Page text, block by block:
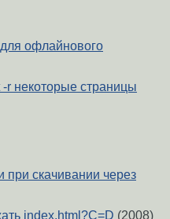
офлайнового
-r некоторые страницы
скачивании через
index.html?C=D (2008)